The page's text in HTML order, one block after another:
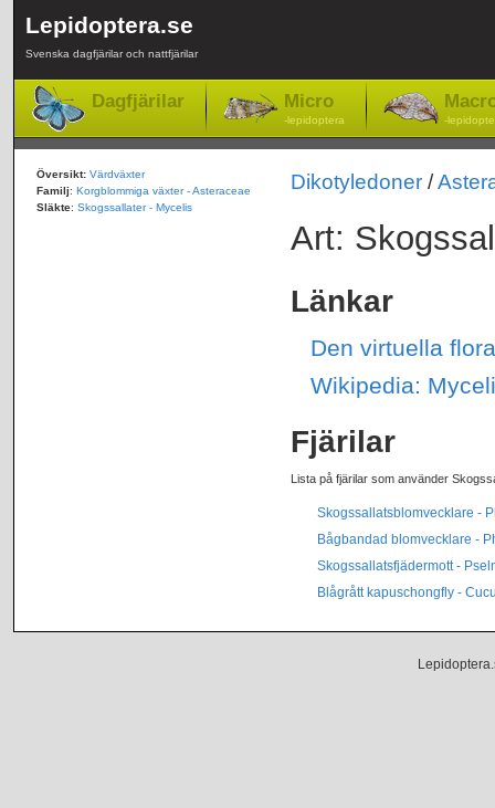
Lepidoptera.se
Svenska dagfjärilar och nattfjärilar
Dagfjärilar Micro
-lepidoptera -
Dikotyledoner/
Art:
Länkar
Den virtuella
Wikipedia:
Fjärilar
Lista på fjärilar som använder
Skogssallatsblomvecklare -
Bågbandad blomvecklare -
Skogssallatsfjädermott -
Blågrått kapuschongfly -
Översikt: Värdväxter
Familj: Korgblommiga växter - Asteraceae
Släkte: Skogssallater - Mycelis